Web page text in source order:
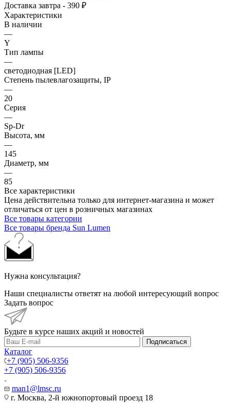
Доставка завтра - 390 ₽
Характеристики
В наличии
—
Y
Тип лампы
—
светодиодная [LED]
Степень пылевлагозащиты, IP
—
20
Серия
—
Sp-Dr
Высота, мм
—
145
Диаметр, мм
—
85
Все характеристики
Цена действительна только для интернет-магазина и может
отличаться от цен в розничных магазинах
Все товары категории
Все товары бренда Sun Lumen
Нужна консультация?
Наши специалисты ответят на любой интересующий вопрос
Задать вопрос
Будьте в курсе наших акций и новостей
Подписаться
Каталог
+7 (905) 506-9356
+7 (905) 506-9356
man1@lmsc.ru
г. Москва, 2-й южнопортовый проезд 18